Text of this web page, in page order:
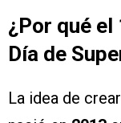
¿Por qué el
Día de
La idea de